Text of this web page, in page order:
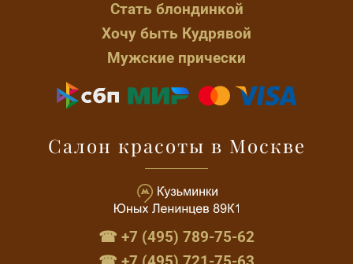
Стать блондинкой
Хочу быть Кудрявой
Мужские прически
Салон красоты в Москве
☎ +7 (495) 789-75-62